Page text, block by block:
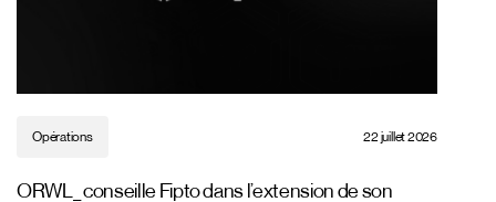
Opérations 22 juillet 2026
ORWL_ conseille Fipto dans l’extension de son